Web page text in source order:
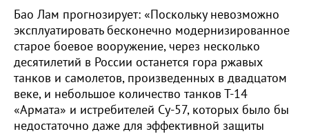
Бао Лам прогнозирует: «Поскольку невозможно
эксплуатировать бесконечно модернизированное
старое боевое вооружение, через несколько
десятилетий в России останется гора ржавых
танков и самолетов, произведенных в двадцатом
веке, и небольшое количество танков Т-14
«Армата» и истребителей Су-57, которых было бы
недостаточно даже для эффективной защиты